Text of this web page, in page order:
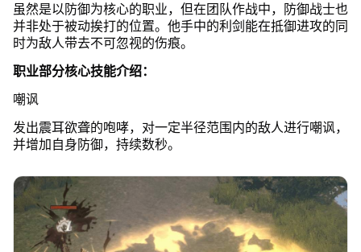
虽然是以防御为核心的职业，但在团队作战中，防御战士也
并非处于被动挨打的位置。他手中的利剑能在抵御进攻的同
时为敌人带去不可忽视的伤痕。
职业部分核心技能介绍：
嘲讽
发出震耳欲聋的咆哮，对一定半径范围内的敌人进行嘲讽，
并增加自身防御，持续数秒。